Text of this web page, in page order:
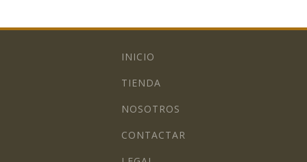
INICIO
TIENDA
NOSOTROS
CONTACTAR